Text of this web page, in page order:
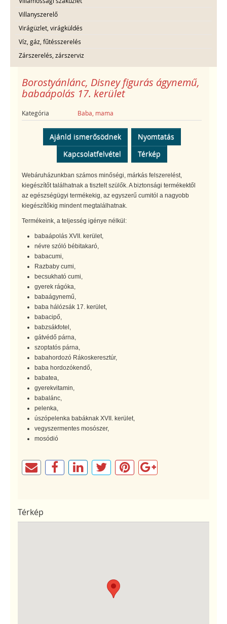
Villanyszerelő
Virágüzlet, virágküldés
Víz, gáz, fűtésszerelés
Zárszerelés, zárszerviz
Borostyánlánc, Disney figurás ágynemű,
babaápolás 17. kerület
Kategória Baba, mama
Ajánld ismerősödnek
Nyomtatás
Kapcsolatfelvétel
Térkép
Webáruházunkban számos minőségi, márkás felszerelést,
kiegészítőt találhatnak a tisztelt szülők. A biztonsági termékektől
az egészségügyi termékekig, az egyszerű cumitól a nagyobb
kiegészítőkig mindent megtalálhatnak.
Termékeink, a teljesség igénye nélkül:
babaápolás XVII. kerület,
névre szóló bébitakaró,
babacumi,
Razbaby cumi,
becsukható cumi,
gyerek rágóka,
babaágynemű,
baba hálózsák 17. kerület,
babacipő,
babzsákfotel,
gátvédő párna,
szoptatós párna,
babahordozó Rákoskeresztúr,
baba hordozókendő,
babatea,
gyerekvitamin,
babalánc,
pelenka,
úszópelenka babáknak XVII. kerület,
vegyszermentes mosószer,
mosódió
Térkép